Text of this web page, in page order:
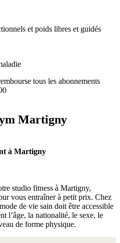
et poids libres et guidés
tous les abonnements
Martigny
à Martigny
studio fitness à Martigny,
vous entraîner à petit prix. Chez
de vie sain doit être accessible
l’âge, la nationalité, le sexe, le
de forme physique.